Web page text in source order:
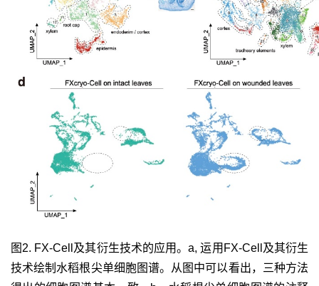
图 2. FX-Cell 及其衍生技术的应用。a,运用 FX-Cell 及其衍生
技术绘制水稻根尖单细胞图谱。从图中可以看出，三种方法